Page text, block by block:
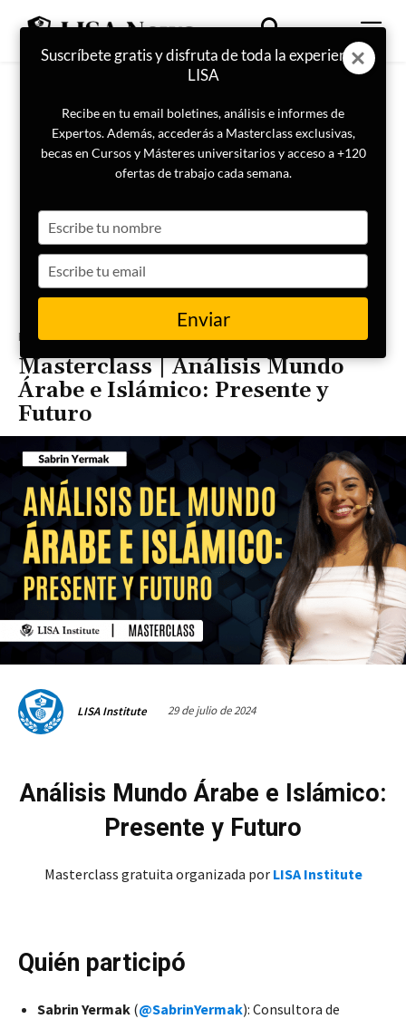
Portada Geopolítica
Masterclass | Análisis Mundo
Árabe e Islámico: Presente y
Futuro
LISA Institute 29 de julio de 2024
Análisis Mundo Árabe e Islámico:
Presente y Futuro
Masterclass gratuita organizada por LISA Institute
Quién participó
Sabrin Yermak (@SabrinYermak): Consultora de
Suscríbete gratis y disfruta de toda la experiencia
LISA
Recibe en tu email boletines, análisis e informes de
Expertos. Además, accederás a Masterclass exclusivas,
becas en Cursos y Másteres universitarios y acceso a +120
ofertas de trabajo cada semana.
your
name
your
email
Enviar